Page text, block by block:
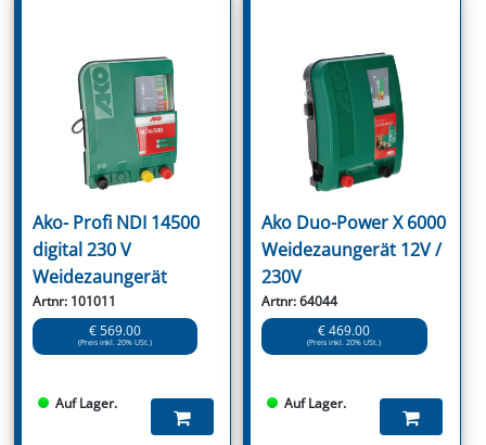
Ako- Profi NDI 14500
digital 230 V
Weidezaungerät
Artnr: 101011
€ 569.00
(Preis inkl. 20% USt.)
Auf Lager.
Ako Duo-Power X 6000
Weidezaungerät 12V /
230V
Artnr: 64044
€ 469.00
(Preis inkl. 20% USt.)
Auf Lager.